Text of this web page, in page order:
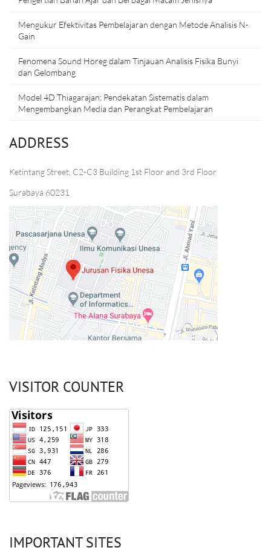
Mengukur Efektivitas Pembelajaran dengan Metode Analisis N-
Gain
Fenomena Sound Horeg dalam Tinjauan Analisis Fisika Bunyi
dan Gelombang
Model 4D Thiagarajan: Pendekatan Sistematis dalam
Mengembangkan Media dan Perangkat Pembelajaran
ADDRESS
Ketintang Street, C2-C3 Building 1st Floor and 3rd Floor
Surabaya 60231
VISITOR COUNTER
IMPORTANT SITES